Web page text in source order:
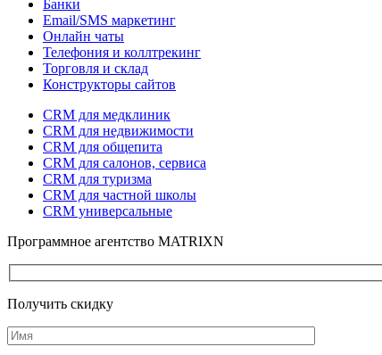
Банки
Email/SMS маркетинг
Онлайн чаты
Телефония и коллтрекинг
Торговля и склад
Конструкторы сайтов
CRM для медклиник
CRM для недвижимости
CRM для общепита
CRM для салонов, сервиса
CRM для туризма
CRM для частной школы
CRM универсальные
Программное агентство MATRIXN
Получить скидку